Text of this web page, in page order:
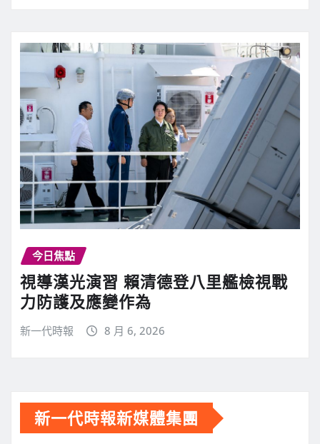
今日焦點
視導漢光演習 賴清德登八里艦檢視戰
力防護及應變作為
新一代時報 8 月 6, 2026
新一代時報新媒體集團